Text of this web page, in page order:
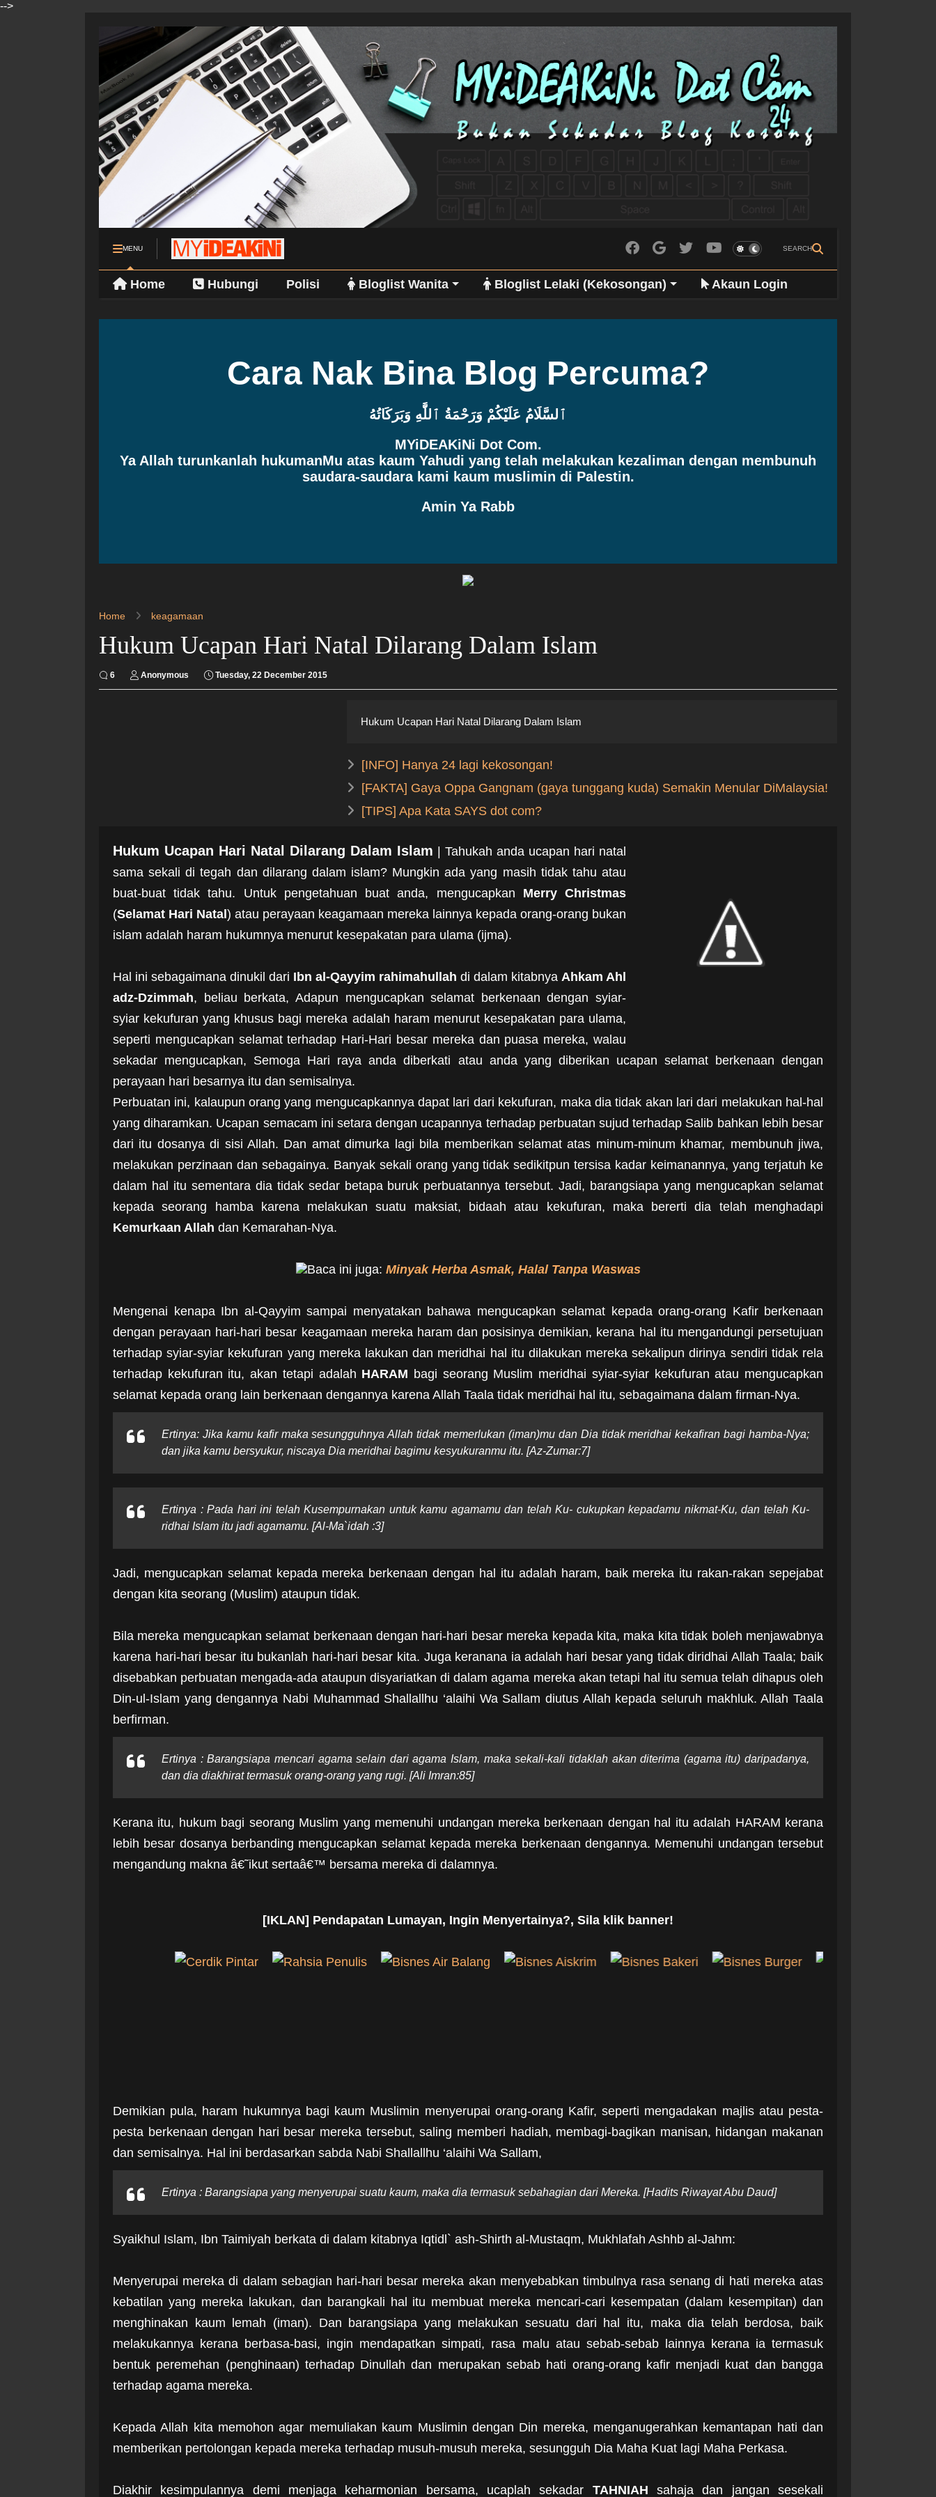
-->
MENU SEARCH
Home Hubungi Polisi Bloglist Wanita Bloglist Lelaki (Kekosongan) Akaun Login
Cara Nak Bina Blog Percuma?
ٱلسَّلَامُ عَلَيْكُمْ وَرَحْمَةُ ٱللَّٰهِ وَبَرَكَاتُهُ
MYiDEAKiNi Dot Com.
Ya Allah turunkanlah hukumanMu atas kaum Yahudi yang telah melakukan kezaliman dengan membunuh
saudara-saudara kami kaum muslimin di Palestin.
Amin Ya Rabb
Home keagamaan
Hukum Ucapan Hari Natal Dilarang Dalam Islam
6 Anonymous Tuesday, 22 December 2015
Hukum Ucapan Hari Natal Dilarang Dalam Islam
[INFO] Hanya 24 lagi kekosongan!
[FAKTA] Gaya Oppa Gangnam (gaya tunggang kuda) Semakin Menular DiMalaysia!
[TIPS] Apa Kata SAYS dot com?
Hukum Ucapan Hari Natal Dilarang Dalam Islam | Tahukah anda ucapan hari natal
sama sekali di tegah dan dilarang dalam islam? Mungkin ada yang masih tidak tahu atau
buat-buat tidak tahu. Untuk pengetahuan buat anda, mengucapkan Merry Christmas
(Selamat Hari Natal) atau perayaan keagamaan mereka lainnya kepada orang-orang bukan
islam adalah haram hukumnya menurut kesepakatan para ulama (ijma).
Hal ini sebagaimana dinukil dari Ibn al-Qayyim rahimahullah di dalam kitabnya Ahkam Ahl
adz-Dzimmah, beliau berkata, Adapun mengucapkan selamat berkenaan dengan syiar-
syiar kekufuran yang khusus bagi mereka adalah haram menurut kesepakatan para ulama,
seperti mengucapkan selamat terhadap Hari-Hari besar mereka dan puasa mereka, walau
sekadar mengucapkan, Semoga Hari raya anda diberkati atau anda yang diberikan ucapan selamat berkenaan dengan
perayaan hari besarnya itu dan semisalnya.
Perbuatan ini, kalaupun orang yang mengucapkannya dapat lari dari kekufuran, maka dia tidak akan lari dari melakukan hal-hal
yang diharamkan. Ucapan semacam ini setara dengan ucapannya terhadap perbuatan sujud terhadap Salib bahkan lebih besar
dari itu dosanya di sisi Allah. Dan amat dimurka lagi bila memberikan selamat atas minum-minum khamar, membunuh jiwa,
melakukan perzinaan dan sebagainya. Banyak sekali orang yang tidak sedikitpun tersisa kadar keimanannya, yang terjatuh ke
dalam hal itu sementara dia tidak sedar betapa buruk perbuatannya tersebut. Jadi, barangsiapa yang mengucapkan selamat
kepada seorang hamba karena melakukan suatu maksiat, bidaah atau kekufuran, maka bererti dia telah menghadapi
Kemurkaan Allah dan Kemarahan-Nya.
Baca ini juga: Minyak Herba Asmak, Halal Tanpa Waswas
Mengenai kenapa Ibn al-Qayyim sampai menyatakan bahawa mengucapkan selamat kepada orang-orang Kafir berkenaan
dengan perayaan hari-hari besar keagamaan mereka haram dan posisinya demikian, kerana hal itu mengandungi persetujuan
terhadap syiar-syiar kekufuran yang mereka lakukan dan meridhai hal itu dilakukan mereka sekalipun dirinya sendiri tidak rela
terhadap kekufuran itu, akan tetapi adalah HARAM bagi seorang Muslim meridhai syiar-syiar kekufuran atau mengucapkan
selamat kepada orang lain berkenaan dengannya karena Allah Taala tidak meridhai hal itu, sebagaimana dalam firman-Nya.
Ertinya: Jika kamu kafir maka sesungguhnya Allah tidak memerlukan (iman)mu dan Dia tidak meridhai kekafiran bagi hamba-Nya;
dan jika kamu bersyukur, niscaya Dia meridhai bagimu kesyukuranmu itu. [Az-Zumar:7]
Ertinya : Pada hari ini telah Kusempurnakan untuk kamu agamamu dan telah Ku- cukupkan kepadamu nikmat-Ku, dan telah Ku-
ridhai Islam itu jadi agamamu. [Al-Ma`idah :3]
Jadi, mengucapkan selamat kepada mereka berkenaan dengan hal itu adalah haram, baik mereka itu rakan-rakan sepejabat
dengan kita seorang (Muslim) ataupun tidak.
Bila mereka mengucapkan selamat berkenaan dengan hari-hari besar mereka kepada kita, maka kita tidak boleh menjawabnya
karena hari-hari besar itu bukanlah hari-hari besar kita. Juga keranana ia adalah hari besar yang tidak diridhai Allah Taala; baik
disebabkan perbuatan mengada-ada ataupun disyariatkan di dalam agama mereka akan tetapi hal itu semua telah dihapus oleh
Din-ul-Islam yang dengannya Nabi Muhammad Shallallhu ‘alaihi Wa Sallam diutus Allah kepada seluruh makhluk. Allah Taala
berfirman.
Ertinya : Barangsiapa mencari agama selain dari agama Islam, maka sekali-kali tidaklah akan diterima (agama itu) daripadanya,
dan dia diakhirat termasuk orang-orang yang rugi. [Ali Imran:85]
Kerana itu, hukum bagi seorang Muslim yang memenuhi undangan mereka berkenaan dengan hal itu adalah HARAM kerana
lebih besar dosanya berbanding mengucapkan selamat kepada mereka berkenaan dengannya. Memenuhi undangan tersebut
mengandung makna â€˜ikut sertaâ€™ bersama mereka di dalamnya.
[IKLAN] Pendapatan Lumayan, Ingin Menyertainya?, Sila klik banner!
Demikian pula, haram hukumnya bagi kaum Muslimin menyerupai orang-orang Kafir, seperti mengadakan majlis atau pesta-
pesta berkenaan dengan hari besar mereka tersebut, saling memberi hadiah, membagi-bagikan manisan, hidangan makanan
dan semisalnya. Hal ini berdasarkan sabda Nabi Shallallhu ‘alaihi Wa Sallam,
Ertinya : Barangsiapa yang menyerupai suatu kaum, maka dia termasuk sebahagian dari Mereka. [Hadits Riwayat Abu Daud]
Syaikhul Islam, Ibn Taimiyah berkata di dalam kitabnya Iqtidl` ash-Shirth al-Mustaqm, Mukhlafah Ashhb al-Jahm:
Menyerupai mereka di dalam sebagian hari-hari besar mereka akan menyebabkan timbulnya rasa senang di hati mereka atas
kebatilan yang mereka lakukan, dan barangkali hal itu membuat mereka mencari-cari kesempatan (dalam kesempitan) dan
menghinakan kaum lemah (iman). Dan barangsiapa yang melakukan sesuatu dari hal itu, maka dia telah berdosa, baik
melakukannya kerana berbasa-basi, ingin mendapatkan simpati, rasa malu atau sebab-sebab lainnya kerana ia termasuk
bentuk peremehan (penghinaan) terhadap Dinullah dan merupakan sebab hati orang-orang kafir menjadi kuat dan bangga
terhadap agama mereka.
Kepada Allah kita memohon agar memuliakan kaum Muslimin dengan Din mereka, menganugerahkan kemantapan hati dan
memberikan pertolongan kepada mereka terhadap musuh-musuh mereka, sesungguh Dia Maha Kuat lagi Maha Perkasa.
Diakhir kesimpulannya demi menjaga keharmonian bersama, ucaplah sekadar TAHNIAH sahaja dan jangan sesekali